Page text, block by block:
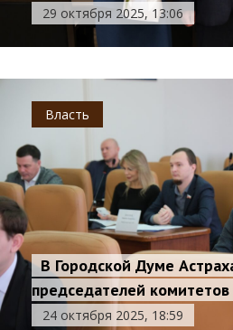
29 октября 2025, 13:06
Власть
В Городской Думе
председателей комитетов
24 октября 2025, 18:59